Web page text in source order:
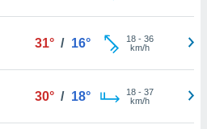
31° / 16° 18- 36
km/h
30° / 18° 18- 37
km/h